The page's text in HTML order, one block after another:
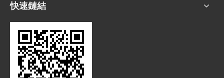
快速鏈結